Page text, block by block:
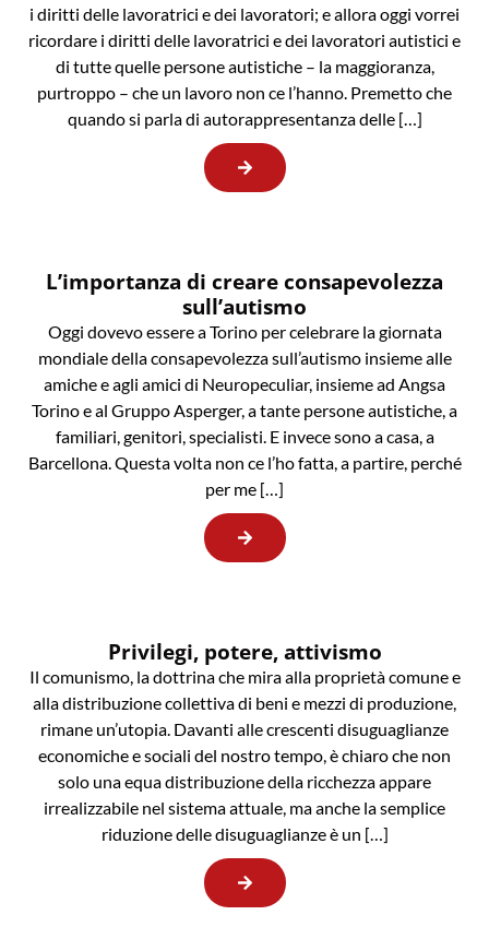
i diritti delle lavoratrici e dei lavoratori; e allora oggi vorrei
ricordare i diritti delle lavoratrici e dei lavoratori autistici e
di tutte quelle persone autistiche – la maggioranza,
purtroppo – che un lavoro non ce l’hanno. Premetto che
quando si parla di autorappresentanza delle […]
L’importanza di creare consapevolezza
sull’autismo
Oggi dovevo essere a Torino per celebrare la giornata
mondiale della consapevolezza sull’autismo insieme alle
amiche e agli amici di Neuropeculiar, insieme ad Angsa
Torino e al Gruppo Asperger, a tante persone autistiche, a
familiari, genitori, specialisti. E invece sono a casa, a
Barcellona. Questa volta non ce l’ho fatta, a partire, perché
per me […]
Privilegi, potere, attivismo
Il comunismo, la dottrina che mira alla proprietà comune e
alla distribuzione collettiva di beni e mezzi di produzione,
rimane un’utopia. Davanti alle crescenti disuguaglianze
economiche e sociali del nostro tempo, è chiaro che non
solo una equa distribuzione della ricchezza appare
irrealizzabile nel sistema attuale, ma anche la semplice
riduzione delle disuguaglianze è un […]